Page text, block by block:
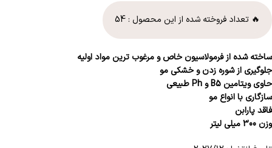
🔥 تعداد فروخته شده از این محصول :54
ساخته شده از فرمولاسیون خاص و مرغوب ترین مواد اولیه
جلوگیری از شوره زدن و خشکی مو
حاوی ویتامین B5 و Ph طبیعی
سازگاری با انواع مو
فاقد پارابن
وزن 300 میلی لیتر